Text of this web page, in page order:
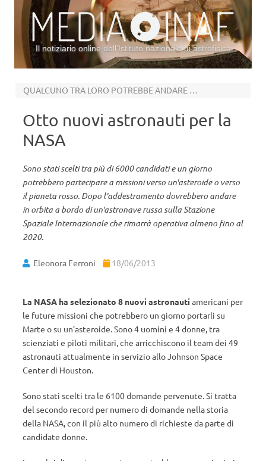
Il notiziario online dell’Istituto nazionale di astrofisica
QUALCUNO TRA LORO POTREBBE ANDARE SU MARTE
Otto nuovi astronauti per la
NASA
Sono stati scelti tra più di 6000 candidati e un giorno
potrebbero partecipare a missioni verso un'asteroide o verso
il pianeta rosso. Dopo l'addestramento dovrebbero andare
in orbita a bordo di un'astronave russa sulla Stazione
Spaziale Internazionale che rimarrà operativa almeno fino al
2020.
Eleonora Ferroni 18/06/2013
La NASA ha selezionato 8 nuovi astronauti americani per
le future missioni che potrebbero un giorno portarli su
Marte o su un’asteroide. Sono 4 uomini e 4 donne, tra
scienziati e piloti militari, che arricchiscono il team dei 49
astronauti attualmente in servizio allo Johnson Space
Center di Houston.
Sono stati scelti tra le 6100 domande pervenute. Si tratta
del secondo record per numero di domande nella storia
della NASA, con il più alto numero di richieste da parte di
candidate donne.